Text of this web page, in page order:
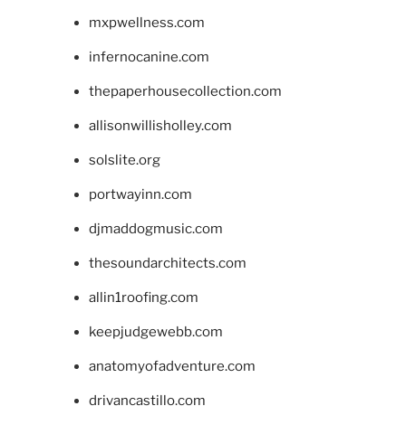
mxpwellness.com
infernocanine.com
thepaperhousecollection.com
allisonwillisholley.com
solslite.org
portwayinn.com
djmaddogmusic.com
thesoundarchitects.com
allin1roofing.com
keepjudgewebb.com
anatomyofadventure.com
drivancastillo.com